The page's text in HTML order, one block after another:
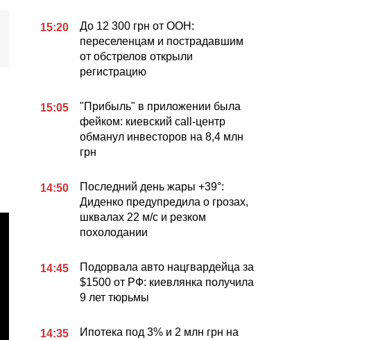
15:20
До 12 300 грн от ООН:
переселенцам и пострадавшим
от обстрелов открыли
регистрацию
15:05
"Прибыль" в приложении была
фейком: киевский call-центр
обманул инвесторов на 8,4 млн
грн
14:50
Последний день жары +39°:
Диденко предупредила о грозах,
шквалах 22 м/с и резком
похолодании
14:45
Подорвала авто нацгвардейца за
$1500 от РФ: киевлянка получила
9 лет тюрьмы
14:35
Ипотека под 3% и 2 млн грн на